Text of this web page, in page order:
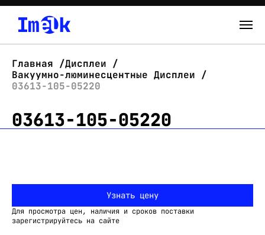
О нас
Новости
Вход
Главная
Дисплеи
Вакуумно-люминесцентные Дисплеи
03613-105-05220
03613-105-05220
Узнать цену
Для просмотра цен, наличия и сроков поставки
зарегистрируйтесь на сайте